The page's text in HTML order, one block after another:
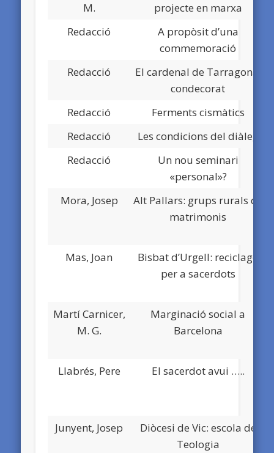
M.
projecte en marxa
Redacció
A propòsit d’una
commemoració
Redacció
El cardenal de Tarragona,
condecorat
Redacció
Ferments cismàtics
Redacció
Les condicions del diàleg
Redacció
Un nou seminari
«personal»?
Mora, Josep
Alt Pallars: grups rurals de
matrimonis
Mas, Joan
Bisbat d’Urgell: reciclage
per a sacerdots
Martí Carnicer,
M. G.
Marginació social a
Barcelona
Llabrés, Pere El sacerdot avui …..
Junyent, Josep
Diòcesi de Vic: escola de
Teologia